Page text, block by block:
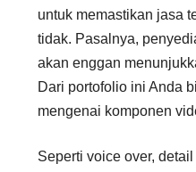
untuk memastikan jasa
tidak. Pasalnya,
akan enggan
Dari portofolio ini Anda
mengenai komponen
Seperti voice over,